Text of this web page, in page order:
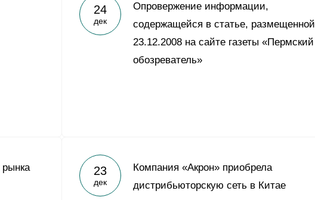
24
дек
Опровержение информации,
содержащейся в статье, размещенной
23.12.2008 на сайте газеты «Пермский
обозреватель»
23
дек
Компания «Акрон» приобрела
дистрибьюторскую сеть в Китае